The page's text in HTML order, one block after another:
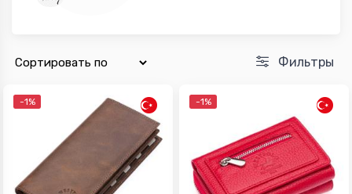
Фильтры
-1% -1%